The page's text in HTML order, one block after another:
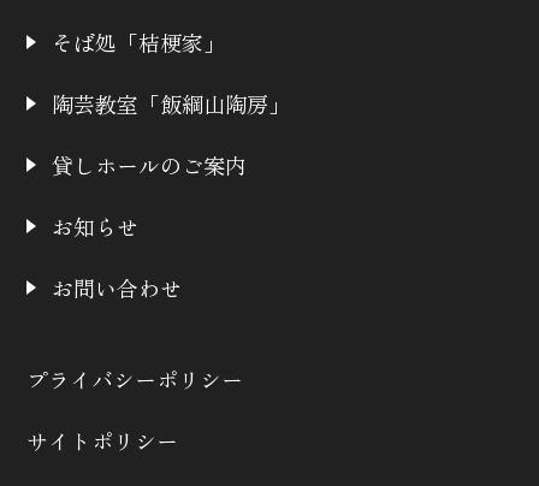
そば処「桔梗家」
陶芸教室「飯綱山陶房」
貸しホールのご案内
お知らせ
お問い合わせ
プライバシーポリシー
サイトポリシー